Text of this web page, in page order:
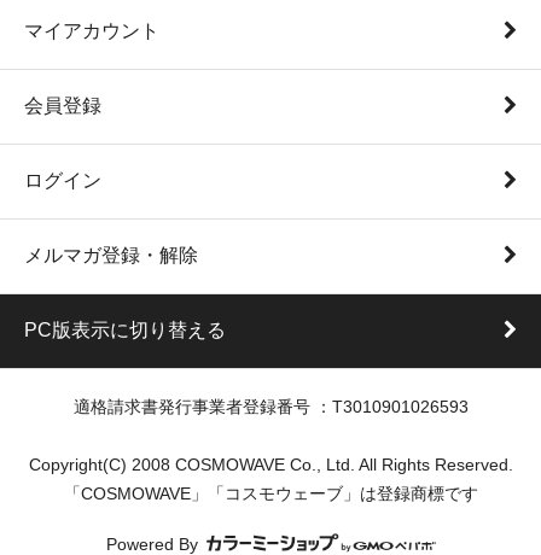
マイアカウント
会員登録
ログイン
メルマガ登録・解除
PC版表示に切り替える
適格請求書発行事業者登録番号 ：T3010901026593
Copyright(C) 2008 COSMOWAVE Co., Ltd. All Rights Reserved.
「COSMOWAVE」「コスモウェーブ」は登録商標です
Powered By